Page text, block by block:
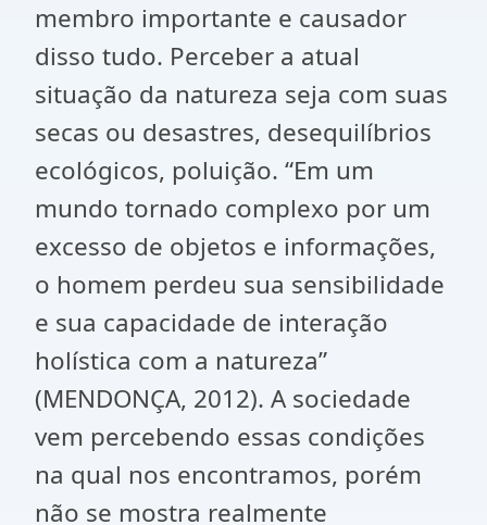
membro importante e causador
disso tudo. Perceber a atual
situação da natureza seja com suas
secas ou desastres, desequilíbrios
ecológicos, poluição. “Em um
mundo tornado complexo por um
excesso de objetos e informações,
o homem perdeu sua sensibilidade
e sua capacidade de interação
holística com a natureza”
(MENDONÇA, 2012). A sociedade
vem percebendo essas condições
na qual nos encontramos, porém
não se mostra realmente